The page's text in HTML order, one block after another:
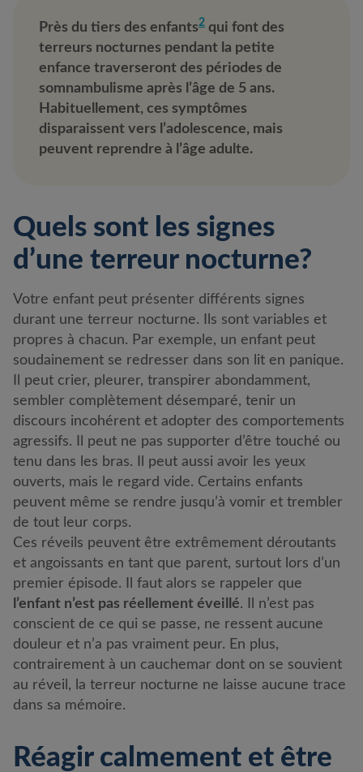
Près du tiers des enfants2 qui font des
terreurs nocturnes pendant la petite
enfance traverseront des périodes de
somnambulisme après l’âge de 5 ans.
Habituellement, ces symptômes
disparaissent vers l’adolescence, mais
peuvent reprendre à l’âge adulte.
Quels sont les signes
d’une terreur nocturne?
Votre enfant peut présenter différents signes
durant une terreur nocturne. Ils sont variables et
propres à chacun. Par exemple, un enfant peut
soudainement se redresser dans son lit en panique.
Il peut crier, pleurer, transpirer abondamment,
sembler complètement désemparé, tenir un
discours incohérent et adopter des comportements
agressifs. Il peut ne pas supporter d’être touché ou
tenu dans les bras. Il peut aussi avoir les yeux
ouverts, mais le regard vide. Certains enfants
peuvent même se rendre jusqu’à vomir et trembler
de tout leur corps.
Ces réveils peuvent être extrêmement déroutants
et angoissants en tant que parent, surtout lors d’un
premier épisode. Il faut alors se rappeler que
l’enfant n’est pas réellement éveillé. Il n’est pas
conscient de ce qui se passe, ne ressent aucune
douleur et n’a pas vraiment peur. En plus,
contrairement à un cauchemar dont on se souvient
au réveil, la terreur nocturne ne laisse aucune trace
dans sa mémoire.
Réagir calmement et être